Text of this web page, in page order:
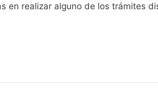
en realizar alguno de los trámites